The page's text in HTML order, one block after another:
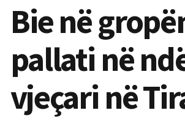
Bie në
pallati në
vjeçari në